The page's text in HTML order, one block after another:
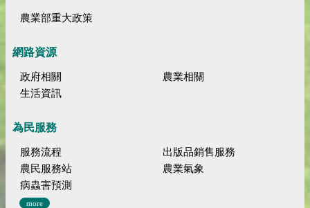
農業部重大政策
網路資源
政府相關
農業相關
生活資訊
為民服務
服務流程
出版品銷售服務
農民服務站
農業氣象
病蟲害預測
more